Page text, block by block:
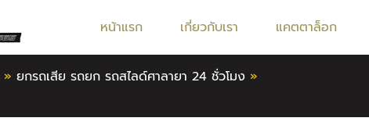
หน้าแรก เกี่ยวกับเรา แคตตาล็อก
» ยกรถเสีย รถยก รถสไลด์ศาลายา 24 ชั่วโมง »